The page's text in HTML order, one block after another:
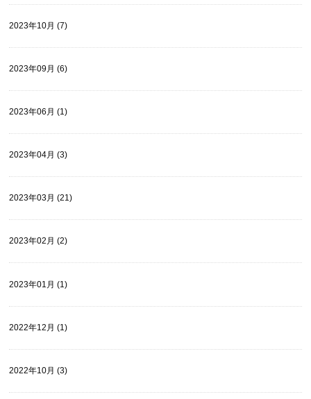
2023年10月 (7)
2023年09月 (6)
2023年06月 (1)
2023年04月 (3)
2023年03月 (21)
2023年02月 (2)
2023年01月 (1)
2022年12月 (1)
2022年10月 (3)